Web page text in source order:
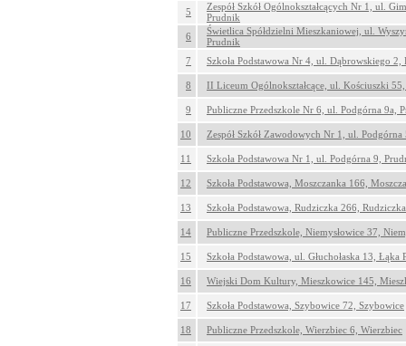
5
Zespół Szkół Ogólnokształcących Nr 1, ul.
Prudnik
6
Świetlica Spółdzielni Mieszkaniowej, ul.
Prudnik
7
Szkoła Podstawowa Nr 4, ul. Dąbrowskiego 2,
8 II Liceum Ogólnokształcące, ul. Kościuszki
9 Publiczne Przedszkole Nr 6, ul. Podgórna 9a,
10 Zespół Szkół Zawodowych Nr 1, ul.
11 Szkoła Podstawowa Nr 1, ul. Podgórna 9,
12 Szkoła Podstawowa, Moszczanka 166,
13 Szkoła Podstawowa, Rudziczka 266, Rudziczka
14 Publiczne Przedszkole, Niemysłowice 37,
15 Szkoła Podstawowa, ul. Głuchołaska 13, Łąka
16 Wiejski Dom Kultury, Mieszkowice 145,
17 Szkoła Podstawowa, Szybowice 72, Szybowice
18 Publiczne Przedszkole, Wierzbiec 6, Wierzbiec